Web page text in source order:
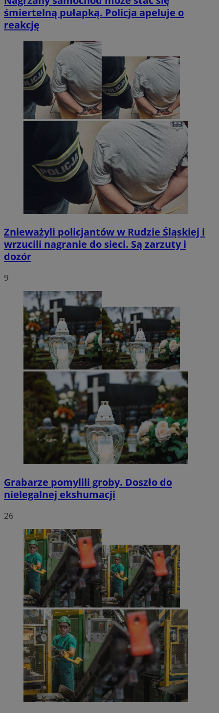
śmiertelną pułapką. Policja apeluje o
reakcję
Znieważyli policjantów w Rudzie Śląskiej i
wrzucili nagranie do sieci. Są zarzuty i
dozór
9
Grabarze pomylili groby. Doszło do
nielegalnej ekshumacji
26